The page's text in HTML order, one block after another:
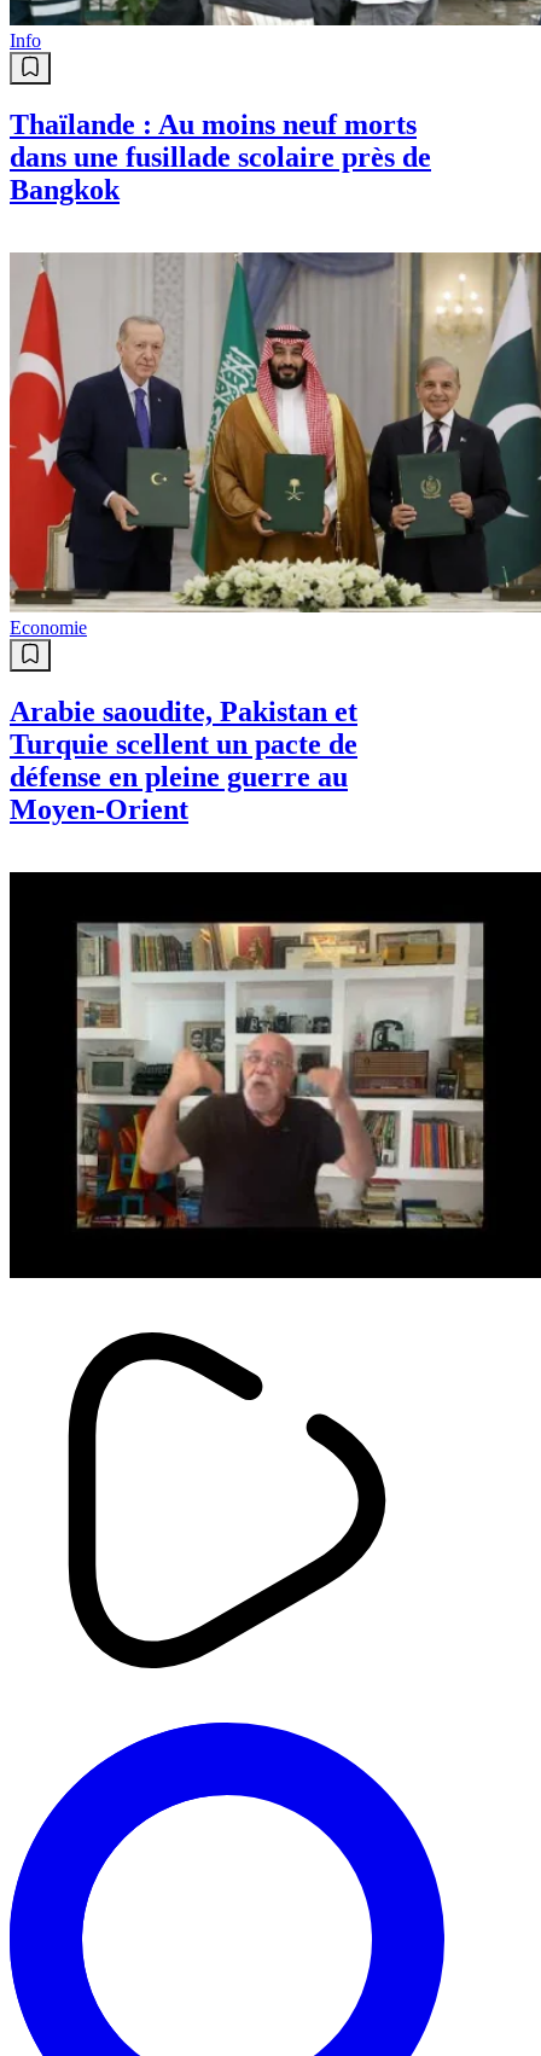
Info
Thaïlande : Au moins neuf morts
dans une fusillade scolaire près de
Bangkok
Economie
Arabie saoudite, Pakistan et
Turquie scellent un pacte de
défense en pleine guerre au
Moyen-Orient